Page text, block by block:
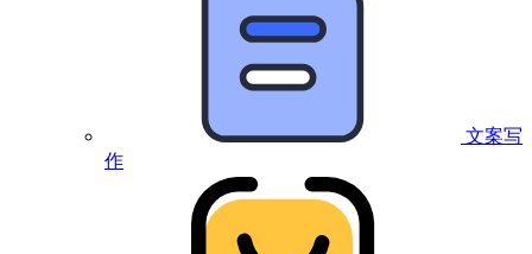
文案写
作